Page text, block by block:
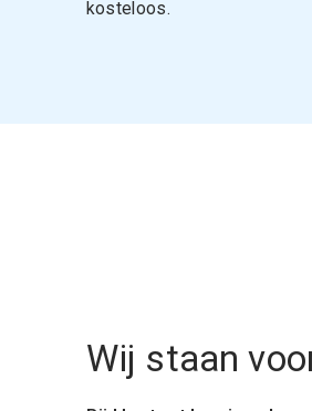
kosteloos.
Wij staan